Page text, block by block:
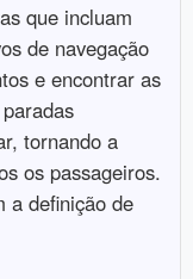
que incluam
de navegação
e encontrar as
tornando a
os passageiros.
a definição de